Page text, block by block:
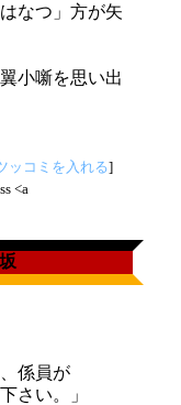
なつ」方が矢
小噺を思い出
ッコミを入れる]
<a
係員が
さい。」